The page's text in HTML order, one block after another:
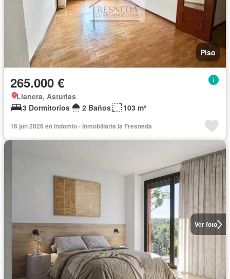
Piso
265.000 €
Llanera, Asturias
3 Dormitorios
2 Baños 103 m²
16 jun 2026 en Indomio - Inmobiliaria la Fresneda
Ver foto